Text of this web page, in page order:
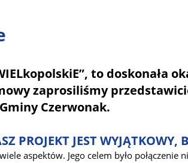
to
zaprosiliśmy
Czerwonak.
PROJEKT JEST WYJĄTKOWY,
aspektów. Jego celem było